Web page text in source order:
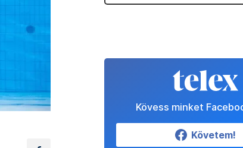
Kövess minket
Követem!